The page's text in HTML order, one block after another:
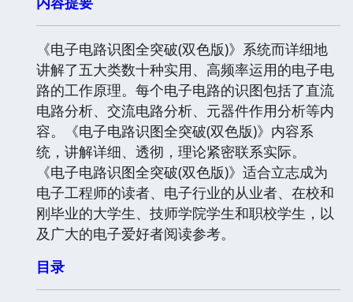
《电子电路识图全突破(双色版)》系统而详细地
讲解了五大类数十种实用、高频率运用的电子电
路的工作原理。每个电子电路的识图包括了直流
电路分析、交流电路分析、元器件作用分析等内
容。《电子电路识图全突破(双色版)》内容系
统，讲解详细、透彻，理论紧密联系实际。
《电子电路识图全突破(双色版)》适合立志成为
电子工程师的读者、电子行业的从业者、在校和
刚毕业的大学生、技师学院学生和职校学生，以
及广大的电子爱好者阅读参考。
目录